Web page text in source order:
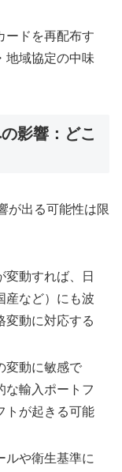
ードを再配布す
地域協定の中味
影響：どこ
が出る可能性は限
変動すれば、日
産など）にも波
変動に対応する
変動に敏感で
な輸入ポートフ
トが起きる可能
ルや衛生基準に